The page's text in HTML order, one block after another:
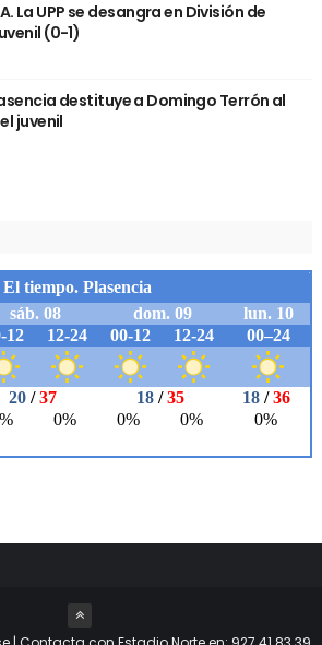
La UPP se desangra en División de
(0-1)
destituye a Domingo Terrón al
juvenil